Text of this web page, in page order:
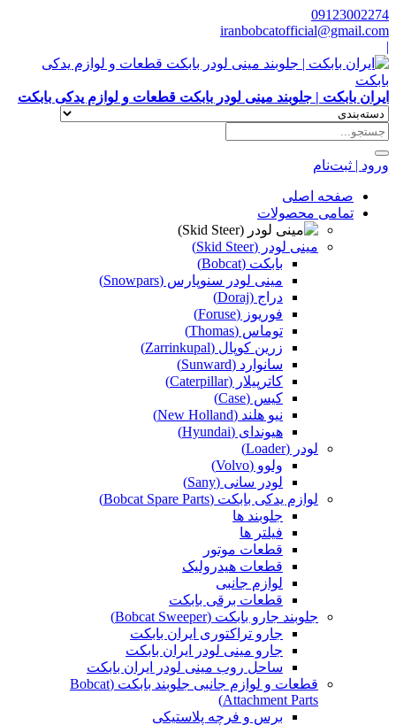
09123002274
iranbobcatofficial@gmail.com
|
ایران بابکت | جلوبند مینی لودر بابکت قطعات و لوازم یدکی بابکت
ورود | ثبت‌نام
صفحه اصلی
تمامی محصولات
مینی لودر (Skid Steer)
بابکت (Bobcat)
مینی لودر سنوپارس (Snowpars)
دراج (Doraj)
فوریوز (Foruse)
توماس (Thomas)
زرین کوپال (Zarrinkupal)
سانوارد (Sunward)
کاترپیلار (Caterpillar)
کیس (Case)
نیو هلند (New Holland)
هیوندای (Hyundai)
لودر (Loader)
ولوو (Volvo)
لودر سانی (Sany)
لوازم یدکی بابکت (Bobcat Spare Parts)
جلوبند ها
فیلتر ها
قطعات موتور
قطعات هیدرولیک
لوازم جانبی
قطعات برقی بابکت
جلوبند جارو بابکت (Bobcat Sweeper)
جارو تراکتوری ایران بابکت
جارو مینی لودر ایران بابکت
ساحل روب مینی لودر ایران بابکت
قطعات و لوازم جانبی جلوبند بابکت (Bobcat
Attachment Parts)
برس و فرچه پلاستیکی